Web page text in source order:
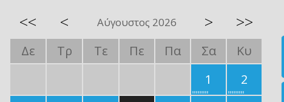
<< < Αύγουστος 2026 > >>
Δε Τρ Τε Πε Πα Σα
Κυ
1
2